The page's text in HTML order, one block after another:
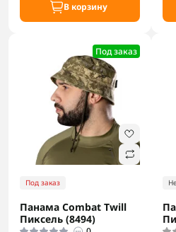
В корзину
Под заказ
Под заказ
Панама Combat Twill
Пиксель (8494)